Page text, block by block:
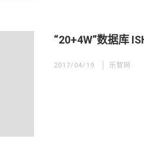
“20+4W”数据库
2017/04/19 乐智网